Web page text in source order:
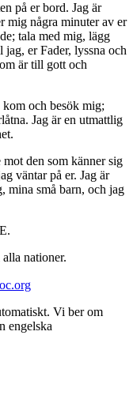
på er bord. Jag är
mig några minuter av er
tala med mig, lägg
er Fader, lyssna och
är till gott och
och besök mig;
Jag är en utmattlig
den som känner sig
väntar på er. Jag är
mina små barn, och jag
nationer.
Vi ber om
engelska